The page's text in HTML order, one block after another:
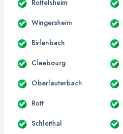
Rottelsheim
Wingersheim
Birlenbach
Cleebourg
Oberlauterbach
Rott
Schleithal